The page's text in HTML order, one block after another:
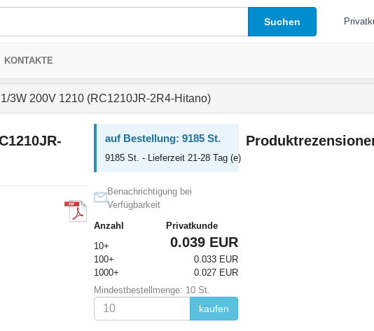
Suchen
KONTAKTE
3W 200V 1210 (RC1210JR-2R4-Hitano)
auf Bestellung: 9185 St.
9185 St. - Lieferzeit 21-28 Tag (e)
Benachrichtigung bei
Verfügbarkeit
Anzahl
Privatkunde
10+
0.039 EUR
100+
0.033 EUR
1000+
0.027 EUR
Mindestbestellmenge: 10 St.
kaufen